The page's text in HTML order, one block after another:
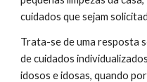
cuidados que sejam
Trata-se de uma resposta
de cuidados
idosos e idosas, quando